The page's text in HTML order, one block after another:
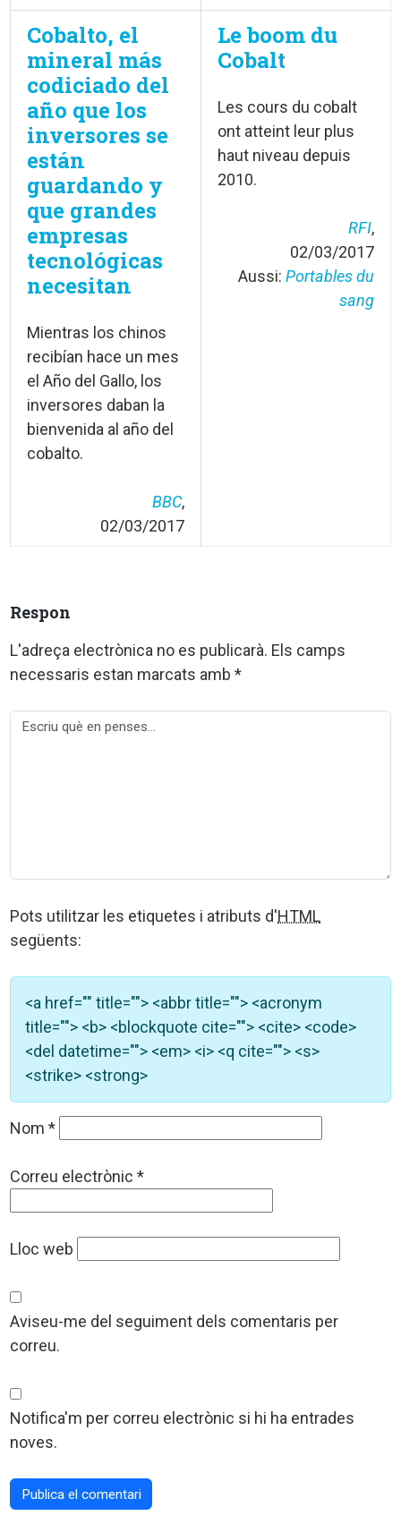
Cobalto, el
mineral más
codiciado del
año que los
inversores se
están
guardando y
que grandes
empresas
tecnológicas
necesitan
Mientras los chinos
recibían hace un mes
el Año del Gallo, los
inversores daban la
bienvenida al año del
cobalto.
BBC,
02/03/2017
Le boom du
Cobalt
Les cours du cobalt
ont atteint leur plus
haut niveau depuis
2010.
RFI,
02/03/2017
Aussi: Portables du
sang
Respon
L'adreça electrònica no es publicarà. Els camps
necessaris estan marcats amb*
Pots utilitzar les etiquetes i atributs d'HTML
següents:
<a href="" title=""> <abbr title=""> <acronym
title=""> <b> <blockquote cite=""> <cite> <code>
<del datetime=""> <em> <i> <q cite=""> <s>
<strike> <strong>
Nom*
Correu electrònic*
Lloc web
Aviseu-me del seguiment dels comentaris per
correu.
Notifica'm per correu electrònic si hi ha entrades
noves.